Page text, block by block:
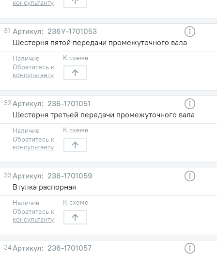
консультанту
31
236У-1701053
Шестерня пятой передачи промежуточного вала
Наличие
Обратитесь к
консультанту
К схеме
32
236-1701051
Шестерня третьей передачи промежуточного вала
Наличие
Обратитесь к
консультанту
К схеме
33
236-1701059
Втулка распорная
Наличие
Обратитесь к
консультанту
К схеме
34
236-1701057